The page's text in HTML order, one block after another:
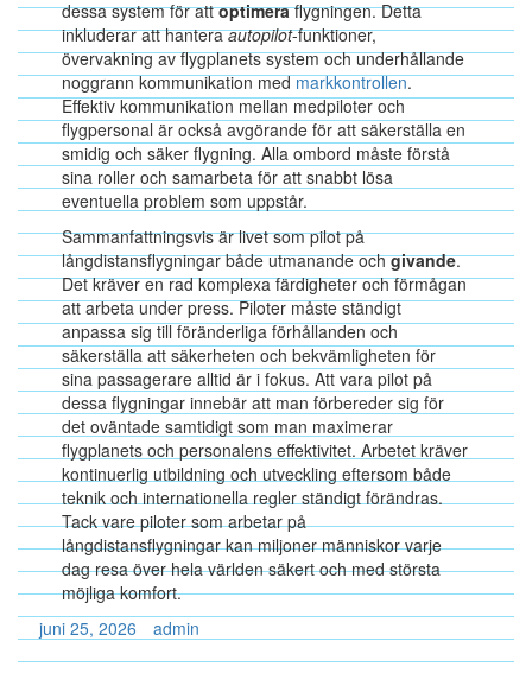
dessa system för attoptimeraflygningen. Detta
inkluderar att hanteraautopilot-funktioner,
övervakning av flygplanets system och underhållande
noggrann kommunikation medmarkkontrollen.
Effektiv kommunikation mellan medpiloter och
flygpersonal är också avgörande för att säkerställa en
smidig och säker flygning. Alla ombord måste förstå
sina roller och samarbeta för att snabbt lösa
eventuella problem som uppstår.
Sammanfattningsvis är livet som pilot på
långdistansflygningar både utmanande ochgivande.
Det kräver en rad komplexa färdigheter och förmågan
att arbeta under press. Piloter måste ständigt
anpassa sig till föränderliga förhållanden och
säkerställa att säkerheten och bekvämligheten för
sina passagerare alltid är i fokus. Att vara pilot på
dessa flygningar innebär att man förbereder sig för
det oväntade samtidigt som man maximerar
flygplanets och personalens effektivitet. Arbetet kräver
kontinuerlig utbildning och utveckling eftersom både
teknik och internationella regler ständigt förändras.
Tack vare piloter som arbetar på
långdistansflygningar kan miljoner människor varje
dag resa över hela världen säkert och med största
möjliga komfort.
juni 25, 2026
admin